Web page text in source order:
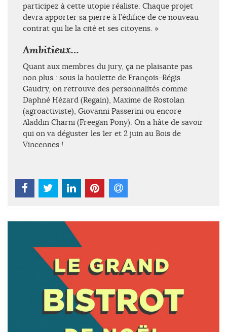
participez à cette utopie réaliste. Chaque projet
devra apporter sa pierre à l’édifice de ce nouveau
contrat qui lie la cité et ses citoyens. »
Ambitieux…
Quant aux membres du jury, ça ne plaisante pas
non plus : sous la houlette de François-Régis
Gaudry, on retrouve des personnalités comme
Daphné Hézard (Regain), Maxime de Rostolan
(agroactiviste), Giovanni Passerini ou encore
Aladdin Charni (Freegan Pony). On a hâte de savoir
qui on va déguster les 1er et 2 juin au Bois de
Vincennes !